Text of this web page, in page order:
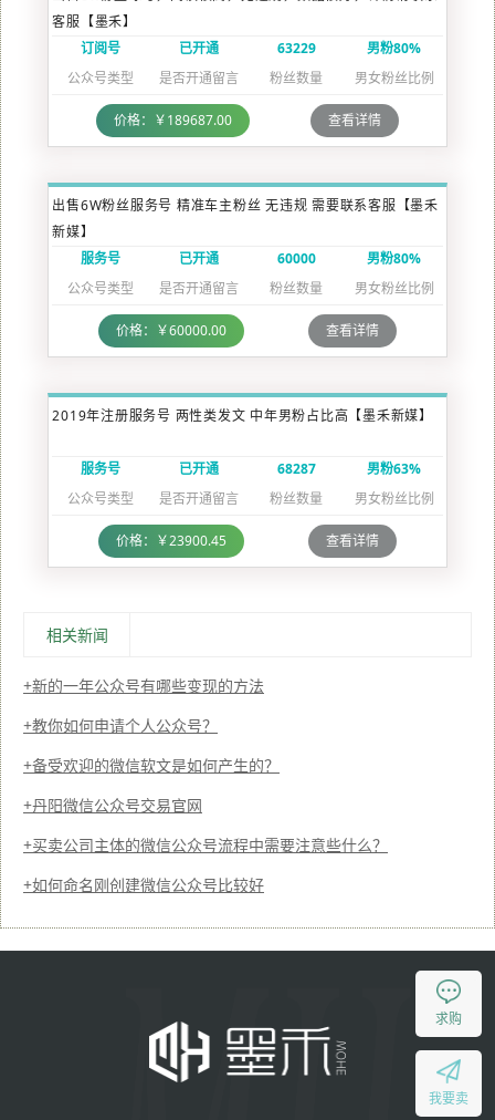
客服【墨禾】
订阅号
公众号类型
已开通
是否开通留言
63229
粉丝数量
男粉80%
男女粉丝比例
价格：￥189687.00 查看详情
出售6W粉丝服务号 精准车主粉丝 无违规 需要联系客服【墨禾
新媒】
服务号
公众号类型
已开通
是否开通留言
60000
粉丝数量
男粉80%
男女粉丝比例
价格：￥60000.00 查看详情
2019年注册服务号 两性类发文 中年男粉占比高【墨禾新媒】
服务号
公众号类型
已开通
是否开通留言
68287
粉丝数量
男粉63%
男女粉丝比例
价格：￥23900.45 查看详情
相关新闻
新的一年公众号有哪些变现的方法
教你如何申请个人公众号？
备受欢迎的微信软文是如何产生的？
丹阳微信公众号交易官网
买卖公司主体的微信公众号流程中需要注意些什么？
如何命名刚创建微信公众号比较好
求购
我要卖